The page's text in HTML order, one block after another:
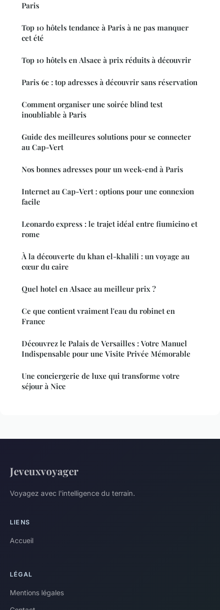
Paris
Top 10 hôtels tendance à Paris à ne pas manquer
cet été
Top 10 hôtels en Alsace à prix réduits à découvrir
Paris 6e : top adresses à découvrir sans réservation
Comment organiser une soirée blind test
inoubliable à Paris
Guide des meilleures solutions pour se connecter
au Cap-Vert
Nos bonnes adresses pour un week-end à Paris
Internet au Cap-Vert : options pour une connexion
facile
Leonardo express : le trajet idéal entre fiumicino et
rome
À la découverte du khan el-khalili : un voyage au
cœur du caire
Quel hotel en Alsace au meilleur prix ?
Ce que contient vraiment l'eau du robinet en
France
Découvrez le Palais de Versailles : Votre Manuel
Indispensable pour une Visite Privée Mémorable
Une conciergerie de luxe qui transforme votre
séjour à Nice
Jeveuxvoyager
Voyagez avec l'intelligence du terrain.
LIENS
Accueil
LÉGAL
Mentions légales